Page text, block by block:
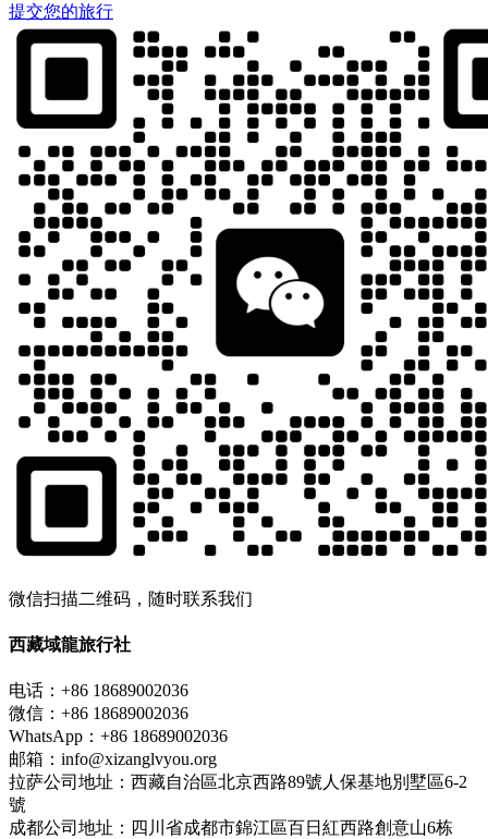
提交您的旅行
微信扫描二维码，随时联系我们
西藏域龍旅行社
电话：+86 18689002036
微信：+86 18689002036
WhatsApp：+86 18689002036
邮箱：info@xizanglvyou.org
拉萨公司地址：西藏自治區北京西路89號人保基地別墅區6-2
號
成都公司地址：四川省成都市錦江區百日紅西路創意山6栋